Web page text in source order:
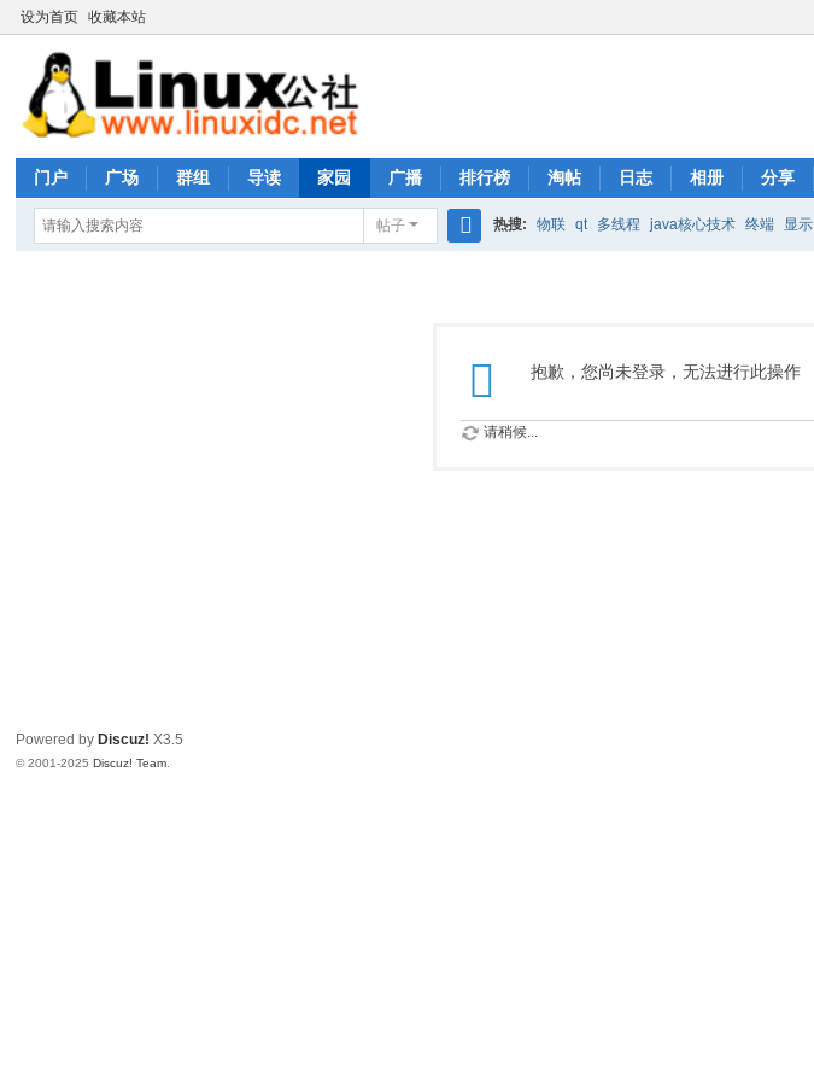
设为首页 收藏本站
门户 广场 群组 导读 家园 广播 排行榜 淘帖 日志 相册 分享
帖子 热搜: 物联 qt 多线程 java核心技术 终端 显示
抱歉，您尚未登录，无法进行此操作
请稍候...
Powered by Discuz! X3.5
© 2001-2025Discuz! Team